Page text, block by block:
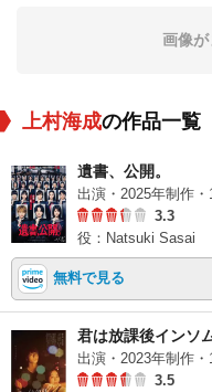
画像が
上村海成の作品一覧
遺書、公開。
出演・2025年制作・
3.3
役：Natsuki Sasai
無料で見る
君は放課後インソ
出演・2023年制作・
3.5